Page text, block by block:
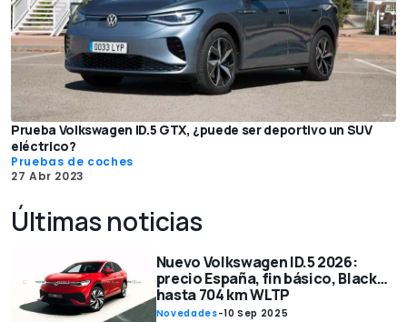
Prueba Volkswagen ID.5 GTX, ¿puede ser deportivo un SUV
eléctrico?
Pruebas de coches
27 Abr 2023
Últimas noticias
Nuevo Volkswagen ID.5 2026:
precio España, fin básico, Black…
hasta 704 km WLTP
Novedades-10 Sep 2025